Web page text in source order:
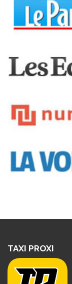
TAXI PROXI